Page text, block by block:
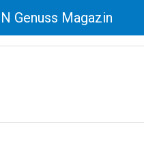
Genuss Magazin